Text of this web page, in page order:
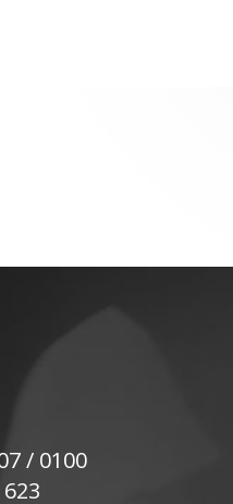
/ 0100